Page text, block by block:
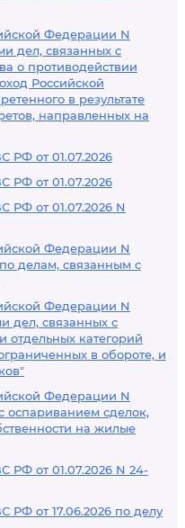
Федерации N
дел, связанных с
о противодействии
Российской
в результате
направленных на
РФ от 01.07.2026
РФ от 01.07.2026
РФ от 01.07.2026 N
Федерации N
делам, связанным с
Федерации N
дел, связанных с
отдельных категорий
в обороте, и
Федерации N
оспариванием сделок,
на жилые
РФ от 01.07.2026 N 24-
РФ от 17.06.2026 по делу